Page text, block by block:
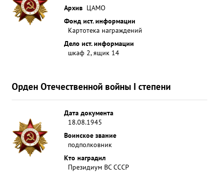
Архив ЦАМО
Фонд ист. информации
Картотека награждений
Дело ист. информации
шкаф 2, ящик 14
Орден Отечественной войны I степени
Дата документа
18.08.1945
Воинское звание
подполковник
Кто наградил
Президиум ВС СССР